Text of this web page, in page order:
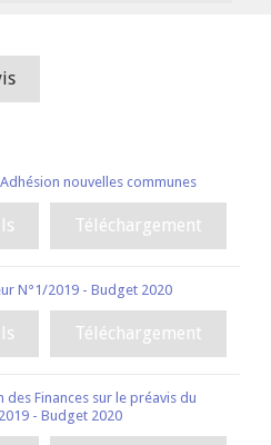
nouvelles communes
Téléchargement
N°1/2019 - Budget 2020
Téléchargement
Finances sur le préavis du
- Budget 2020